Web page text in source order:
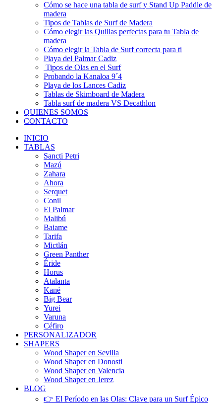
Cómo se hace una tabla de surf y Stand Up Paddle de
madera
Tipos de Tablas de Surf de Madera
Cómo elegir las Quillas perfectas para tu Tabla de
madera
Cómo elegir la Tabla de Surf correcta para ti
Playa del Palmar Cadiz
Tipos de Olas en el Surf
Probando la Kanaloa 9´4
Playa de los Lances Cadiz
Tablas de Skimboard de Madera
Tabla surf de madera VS Decathlon
QUIENES SOMOS
CONTACTO
INICIO
TABLAS
Sancti Petri
Mazú
Zahara
Ahora
Serquet
Conil
El Palmar
Malibú
Baiame
Tarifa
Mictlán
Green Panther
Éride
Horus
Atalanta
Kané
Big Bear
Yurei
Varuna
Céfiro
PERSONALIZADOR
SHAPERS
Wood Shaper en Sevilla
Wood Shaper en Donosti
Wood Shaper en Valencia
Wood Shaper en Jerez
BLOG
👉 El Período en las Olas: Clave para un Surf Épico